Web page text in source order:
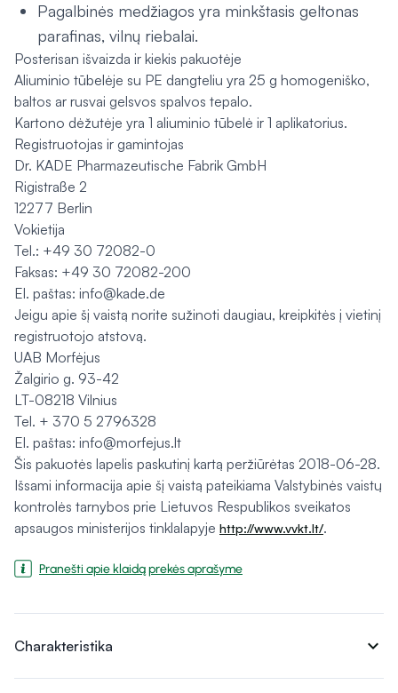
Pagalbinės medžiagos yra minkštasis geltonas
parafinas, vilnų riebalai.
Posterisan išvaizda ir kiekis pakuotėje
Aliuminio tūbelėje su PE dangteliu yra 25 g homogeniško,
baltos ar rusvai gelsvos spalvos tepalo.
Kartono dėžutėje yra 1 aliuminio tūbelė ir 1 aplikatorius.
Registruotojas ir gamintojas
Dr. KADE Pharmazeutische Fabrik GmbH
Rigistraße 2
12277 Berlin
Vokietija
Tel.: +49 30 72082-0
Faksas: +49 30 72082-200
El. paštas: info@kade.de
Jeigu apie šį vaistą norite sužinoti daugiau, kreipkitės į vietinį
registruotojo atstovą.
UAB Morfėjus
Žalgirio g. 93-42
LT-08218 Vilnius
Tel. + 370 5 2796328
El. paštas: info@morfejus.lt
Šis pakuotės lapelis paskutinį kartą peržiūrėtas 2018-06-28.
Išsami informacija apie šį vaistą pateikiama Valstybinės vaistų
kontrolės tarnybos prie Lietuvos Respublikos sveikatos
apsaugos ministerijos tinklalapyje http://www.vvkt.lt/.
Pranešti apie klaidą prekės aprašyme
Charakteristika expand_more